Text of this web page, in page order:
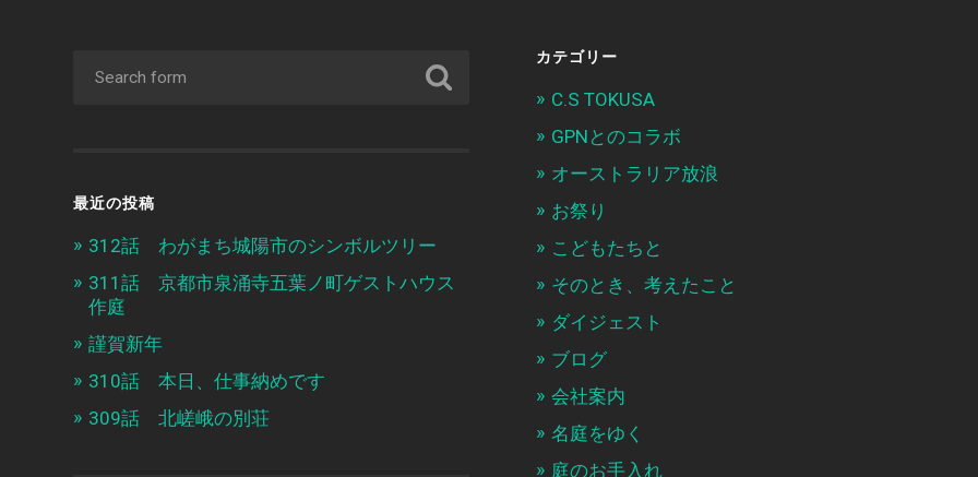
最近の投稿
312話 わがまち城陽市のシンボルツリー
311話 京都市泉涌寺五葉ノ町ゲストハウス
作庭
謹賀新年
310話 本日、仕事納めです
309話 北嵯峨の別荘
カテゴリー
C.S TOKUSA
GPNとのコラボ
オーストラリア放浪
お祭り
こどもたちと
そのとき、考えたこと
ダイジェスト
ブログ
会社案内
名庭をゆく
庭のお手入れ